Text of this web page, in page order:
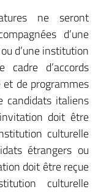
ne seront
d’une
d’une institution
d’accords
de programmes
candidats italiens
doit être
culturelle
étrangers ou
doit être reçue
culturelle